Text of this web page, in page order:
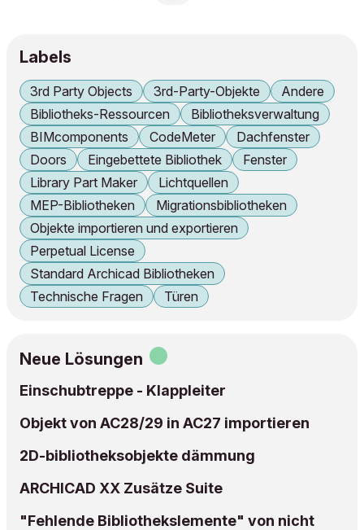
Labels
3rd Party Objects 3rd-Party-Objekte
Andere
Bibliotheks-Ressourcen
Bibliotheksverwaltung
BIMcomponents
CodeMeter
Dachfenster
Doors
Eingebettete Bibliothek
Fenster
Library Part Maker
Lichtquellen
MEP-Bibliotheken
Migrationsbibliotheken
Objekte importieren und exportieren
Perpetual License
Standard Archicad Bibliotheken
Technische Fragen
Türen
Neue Lösungen
Einschubtreppe - Klappleiter
Objekt von AC28/29 in AC27 importieren
2D-bibliotheksobjekte dämmung
ARCHICAD XX Zusätze Suite
"Fehlende Bibliothekslemente" von nicht